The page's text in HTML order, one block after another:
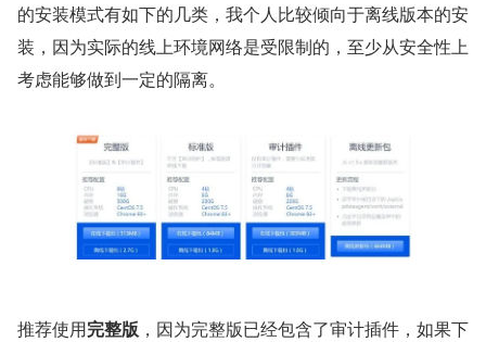
的安装模式有如下的几类，我个人比较倾向于离线版本的安
装，因为实际的线上环境网络是受限制的，至少从安全性上
考虑能够做到一定的隔离。
推荐使用完整版 ，因为完整版已经包含了审计插件，如果下